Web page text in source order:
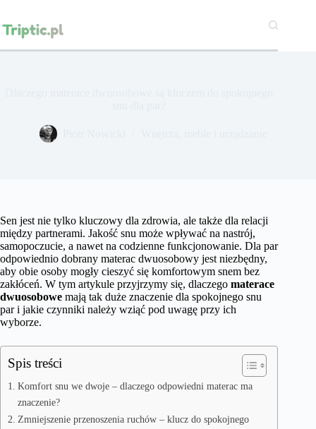
treści
Sen jest nie tylko kluczowy dla zdrowia, ale także dla relacji
między partnerami. Jakość snu może wpływać na nastrój,
samopoczucie, a nawet na codzienne funkcjonowanie. Dla par
odpowiednio dobrany materac dwuosobowy jest niezbędny,
aby obie osoby mogły cieszyć się komfortowym snem bez
zakłóceń. W tym artykule przyjrzymy się, dlaczego materace
dwuosobowe mają tak duże znaczenie dla spokojnego snu
par i jakie czynniki należy wziąć pod uwagę przy ich
wyborze.
Spis treści
Komfort snu we dwoje – dlaczego odpowiedni materac ma
znaczenie?
Zmniejszenie przenoszenia ruchów – klucz do spokojnego